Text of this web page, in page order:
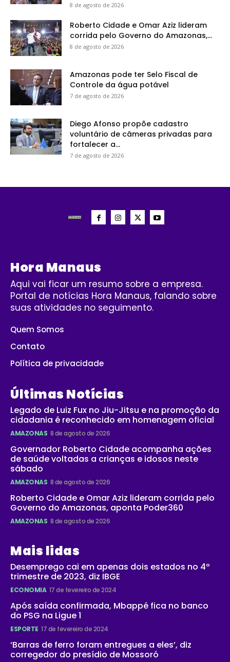
8 de agosto de 2026
Roberto Cidade e Omar Aziz lideram
corrida pelo Governo do Amazonas,...
8 de agosto de 2026
Amazonas pode ter Selo Fiscal de
Controle da água potável
7 de agosto de 2026
Diego Afonso propõe cadastro
voluntário de câmeras privadas para
fortalecer a...
7 de agosto de 2026
Hora Manaus
Aqui vai ficar um resumo sobre a empresa.
Portal de notícias Hora Manaus, falando sobre
suas atividades no seguimento.
Quem Somos
Contato
Política de privacidade
Últimas Notícias
Legado de Luiz Fux no Jiu-Jitsu e na promoção da
cidadania é reconhecido em homenagem oficial
AMAZONAS 8 de agosto de 2026
Governador Roberto Cidade acompanha ações
de saúde voltadas a crianças e idosos neste
sábado
AMAZONAS 8 de agosto de 2026
Roberto Cidade e Omar Aziz lideram corrida pelo
Governo do Amazonas, aponta Poder360
AMAZONAS 8 de agosto de 2026
Mais lidas
Desemprego cai em apenas dois estados no 4º
trimestre de 2023, diz IBGE
ECONOMIA 17 de fevereiro de 2024
Após saída confirmada, Mbappé fica no banco
do PSG na Ligue 1
ESPORTE 17 de fevereiro de 2024
‘Barras de ferro foram entregues a eles’, diz
corregedor do presídio de Mossoró